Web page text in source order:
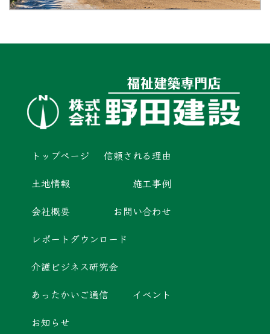
トップページ
信頼される理由
土地情報
施工事例
会社概要
お問い合わせ
レポートダウンロード
介護ビジネス研究会
あったかいご通信
イベント
お知らせ